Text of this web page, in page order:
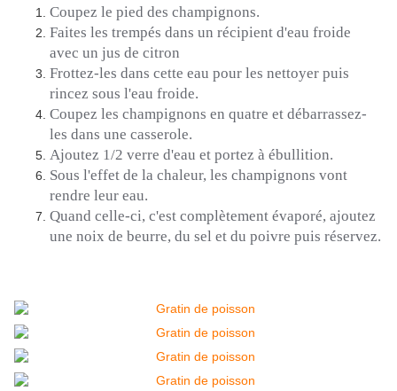
Coupez le pied des champignons.
Faites les trempés dans un récipient d'eau froide
avec un jus de citron
Frottez-les dans cette eau pour les nettoyer puis
rincez sous l'eau froide.
Coupez les champignons en quatre et débarrassez-
les dans une casserole.
Ajoutez 1/2 verre d'eau et portez à ébullition.
Sous l'effet de la chaleur, les champignons vont
rendre leur eau.
Quand celle-ci, c'est complètement évaporé, ajoutez
une noix de beurre, du sel et du poivre puis réservez.